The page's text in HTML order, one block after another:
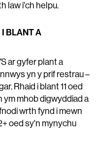
law i'ch helpu.
I BLANT A
ar gyfer plant a
yn y prif restrau –
Rhaid i blant 11 oed
ym mhob digwyddiad a
wrth fynd i mewn
oed sy'n mynychu